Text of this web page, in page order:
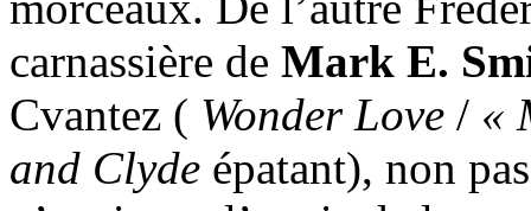
carnassière de Mark E.
Cvantez ( Wonder Love / «
and Clyde épatant), non